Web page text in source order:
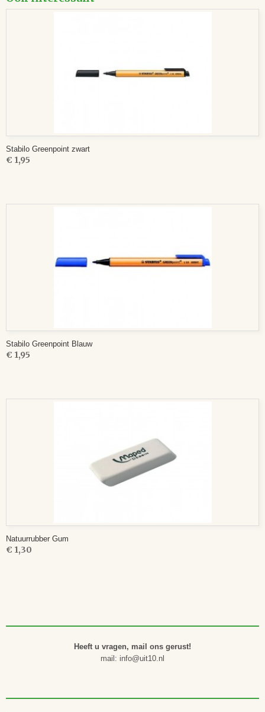
Stabilo Greenpoint zwart
€ 1,95
Stabilo Greenpoint Blauw
€ 1,95
Natuurrubber Gum
€ 1,30
Heeft u vragen, mail ons gerust!
mail: info@uit10.nl